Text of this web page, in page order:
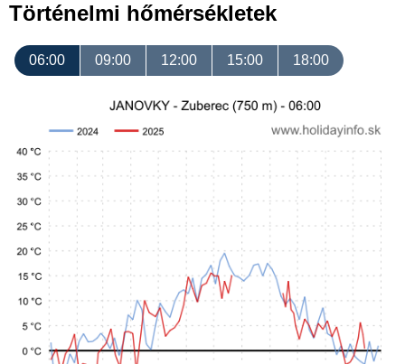
Történelmi hőmérsékletek
06:00 09:00 12:00 15:00 18:00